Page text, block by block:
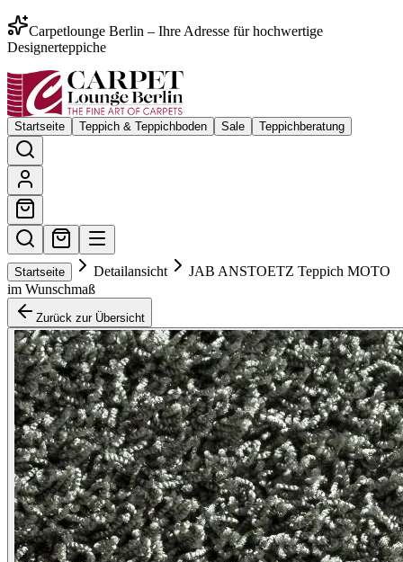
Carpetlounge Berlin – Ihre Adresse für hochwertige
Designerteppiche
Startseite Teppich & Teppichboden Sale Teppichberatung
Startseite Detailansicht
JAB ANSTOETZ Teppich MOTO
im Wunschmaß
Zurück zur Übersicht